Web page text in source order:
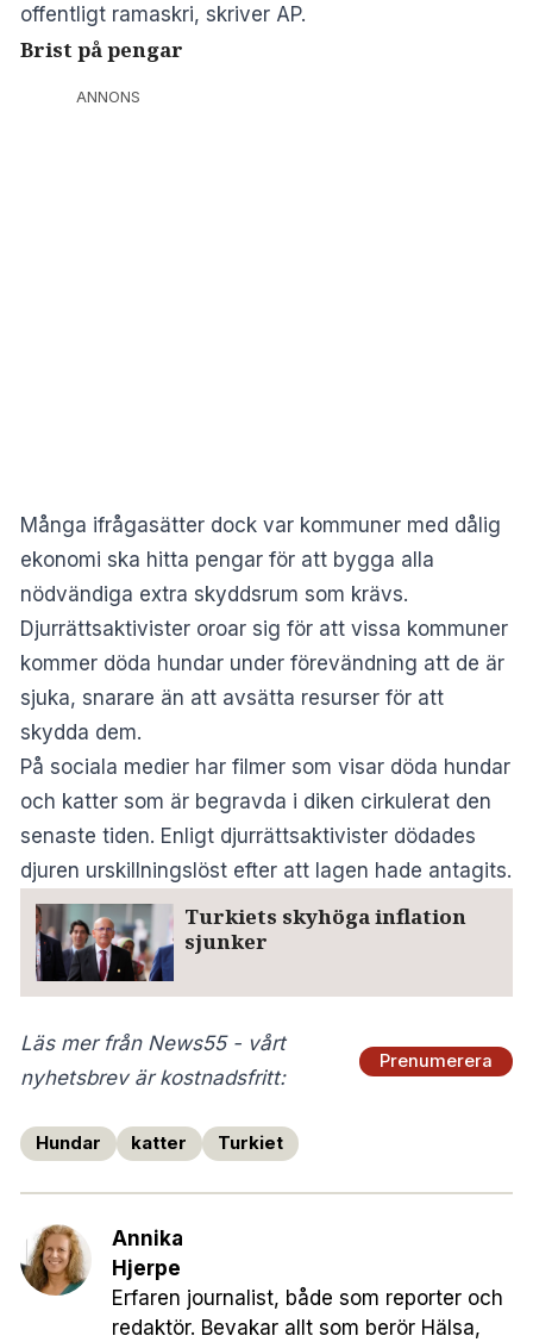
offentligt ramaskri, skriver AP.
Brist på pengar
ANNONS
Många ifrågasätter dock var kommuner med dålig
ekonomi ska hitta pengar för att bygga alla
nödvändiga extra skyddsrum som krävs.
Djurrättsaktivister oroar sig för att vissa kommuner
kommer döda hundar under förevändning att de är
sjuka, snarare än att avsätta resurser för att
skydda dem.
På sociala medier har filmer som visar döda hundar
och katter som är begravda i diken cirkulerat den
senaste tiden. Enligt djurrättsaktivister dödades
djuren urskillningslöst efter att lagen hade antagits.
Turkiets skyhöga inflation
sjunker
Läs mer från News55 - vårt
nyhetsbrev är kostnadsfritt:
Prenumerera
Hundar katter Turkiet
Annika
Hjerpe
Erfaren journalist, både som reporter och
redaktör. Bevakar allt som berör Hälsa,